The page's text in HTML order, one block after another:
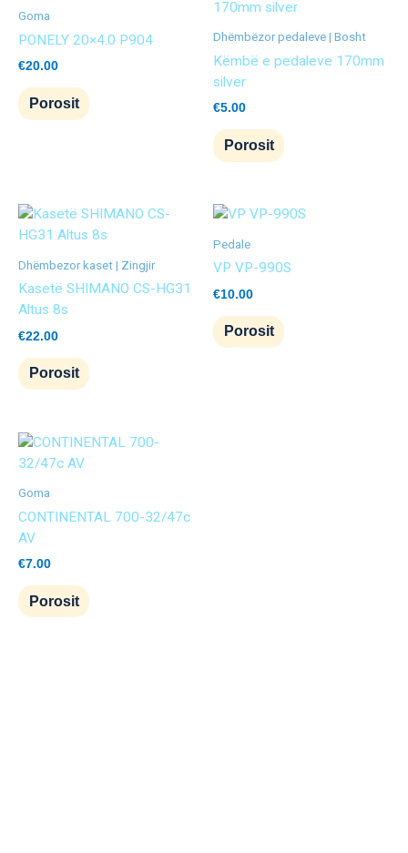
Goma
PONELY 20×4.0 P904
€20.00
Porosit
Dhëmbëzor pedaleve | Bosht
Këmbë e pedaleve 170mm
silver
€5.00
Porosit
Dhëmbezor kaset | Zingjir
Kasetë SHIMANO CS-HG31
Altus 8s
€22.00
Porosit
Pedale
VP VP-990S
€10.00
Porosit
Goma
CONTINENTAL 700-32/47c
AV
€7.00
Porosit